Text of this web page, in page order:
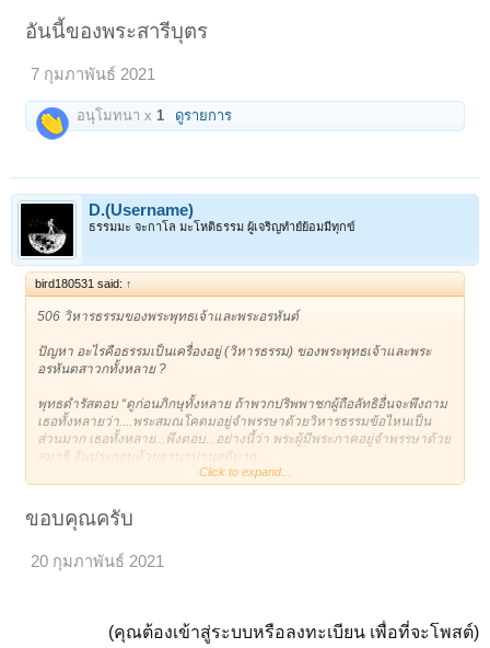
อันนี้ของพระสารีบุตร
7 กุมภาพันธ์ 2021
อนุโมทนา x1 ดูรายการ
D.(Username)
ธรรมมะ จะกาโล มะโหติธรรม ผู้เจริญทำยํย้อมมีทุกข์
bird180531 said: ↑
506 วิหารธรรมของพระพุทธเจ้าและพระอรหันต์
ปัญหา อะไรคือธรรมเป็นเครื่องอยู่ (วิหารธรรม) ของพระพุทธเจ้าและพระ
อรหันตสาวกทั้งหลาย ?
พุทธดำรัสตอบ “ดูก่อนภิกษุทั้งหลาย ถ้าพวกปริพพาชกผู้ถือลัทธิอื่นจะพึงถาม
เธอทั้งหลายว่า....พระสมณโคดมอยู่จำพรรษาด้วยวิหารธรรมข้อไหนเป็น
ส่วนมาก เธอทั้งหลาย...พึงตอบ...อย่างนี้ว่า พระผู้มีพระภาคอยู่จำพรรษาด้วย
สมาธิ อันประกอบด้วยอานาปานสติมาก....
“ดูก่อนภิกษุทั้งหลาย ก็ภิกษุเมื่อจะกล่าวถึงสิ่งใดโดยชอบ...พึงกล่าวถึงสมาธิ
พรหมบ้าง....ของพระตถาคตบ้าง...ภิกษุเหล่าใดเป็นเสขะยังไม่บรรลุพระอร
หัตตผล ปรารถนาความเกษมจากโยคะอันยอดเยี่ยมอยู่ สมาธิอันประกอบ
อาสวะ...ภิกษุเหล่าใดเป็นอรหันตขีณาสพ...สมาธิอันสมัปยุตด้วยอานาปาน
อันนี้คือ ของพระพุทธเจ้า
Click to expand...
ขอบคุณครับ
20 กุมภาพันธ์ 2021
(คุณต้องเข้าสู่ระบบหรือลงทะเบียน เพื่อที่จะโพสต์)